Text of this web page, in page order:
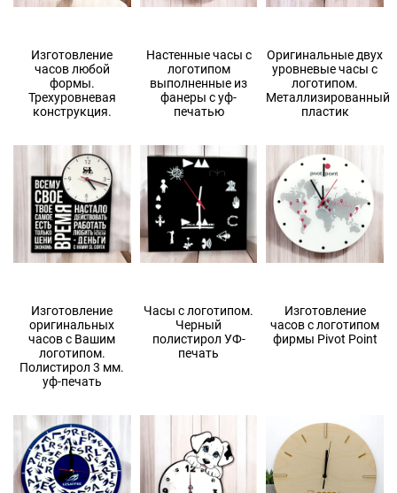
Изготовление
часов любой
формы.
Трехуровневая
конструкция.
Настенные часы с
логотипом
выполненные из
фанеры с уф-
печатью
Оригинальные двух
уровневые часы с
логотипом.
Металлизированный
пластик
Изготовление
оригинальных
часов с Вашим
логотипом.
Полистирол 3 мм.
уф-печать
Часы с логотипом.
Черный
полистирол УФ-
печать
Изготовление
часов с логотипом
фирмы Pivot Point